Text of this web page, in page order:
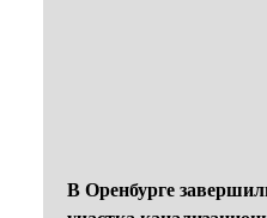
В Оренбурге